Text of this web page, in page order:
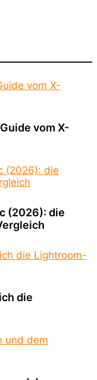
vom X-
(2026): die
die